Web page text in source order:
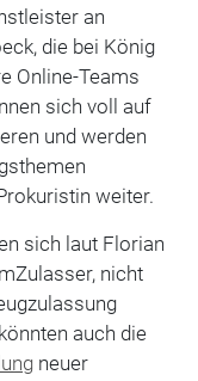
an
die bei König
Online-Teams
sich voll auf
und werden
weiter.
sich laut Florian
nicht
auch die
neuer